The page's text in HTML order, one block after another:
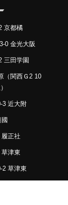
京都橘
0 金光大阪
三田学園
（関西Ｇ2 10
3 近大附
履正社
草津東
2 草津東